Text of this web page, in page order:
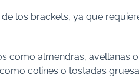
los brackets, ya que
como almendras, avellanas
colines o tostadas